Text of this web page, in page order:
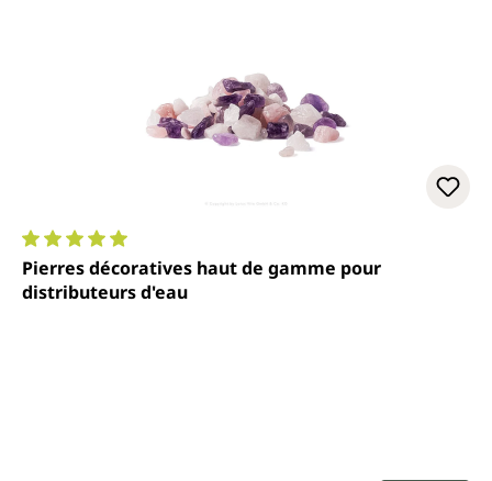
Note moyenne de 5 sur 5 étoiles
Pierres décoratives haut de gamme pour
distributeurs d'eau